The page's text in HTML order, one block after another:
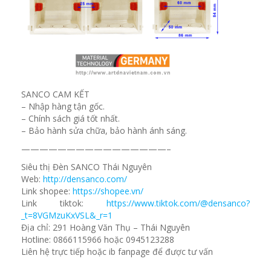
SANCO CAM KẾT
– Nhập hàng tận gốc.
– Chính sách giá tốt nhất.
– Bảo hành sửa chữa, bảo hành ánh sáng.
————————————————–
Siêu thị Đèn SANCO Thái Nguyên
Web: http://densanco.com/
Link shopee: https://shopee.vn/
Link tiktok: https://www.tiktok.com/@densanco?
_t=8VGMzuKxVSL&_r=1
Địa chỉ: 291 Hoàng Văn Thụ – Thái Nguyên
Hotline: 0866115966 hoặc 0945123288
Liên hệ trực tiếp hoặc ib fanpage để được tư vấn